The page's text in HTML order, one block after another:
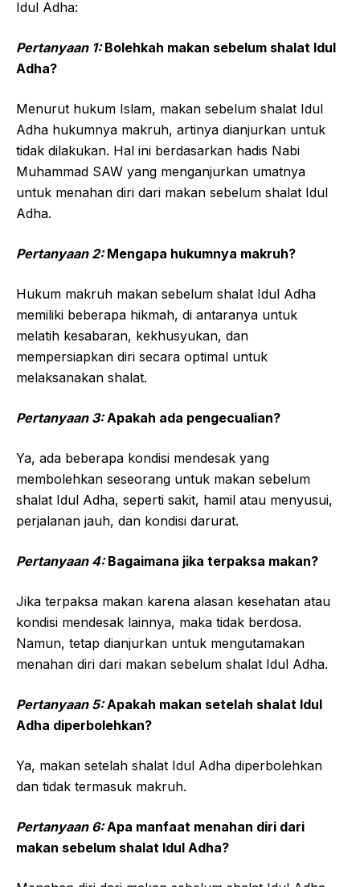
Idul Adha:
Pertanyaan 1:Bolehkah makan sebelum shalat Idul
Adha?
Menurut hukum Islam, makan sebelum shalat Idul
Adha hukumnya makruh, artinya dianjurkan untuk
tidak dilakukan. Hal ini berdasarkan hadis Nabi
Muhammad SAW yang menganjurkan umatnya
untuk menahan diri dari makan sebelum shalat Idul
Adha.
Pertanyaan 2:Mengapa hukumnya makruh?
Hukum makruh makan sebelum shalat Idul Adha
memiliki beberapa hikmah, di antaranya untuk
melatih kesabaran, kekhusyukan, dan
mempersiapkan diri secara optimal untuk
melaksanakan shalat.
Pertanyaan 3:Apakah ada pengecualian?
Ya, ada beberapa kondisi mendesak yang
membolehkan seseorang untuk makan sebelum
shalat Idul Adha, seperti sakit, hamil atau menyusui,
perjalanan jauh, dan kondisi darurat.
Pertanyaan 4:Bagaimana jika terpaksa makan?
Jika terpaksa makan karena alasan kesehatan atau
kondisi mendesak lainnya, maka tidak berdosa.
Namun, tetap dianjurkan untuk mengutamakan
menahan diri dari makan sebelum shalat Idul Adha.
Pertanyaan 5:Apakah makan setelah shalat Idul
Adha diperbolehkan?
Ya, makan setelah shalat Idul Adha diperbolehkan
dan tidak termasuk makruh.
Pertanyaan 6:Apa manfaat menahan diri dari
makan sebelum shalat Idul Adha?